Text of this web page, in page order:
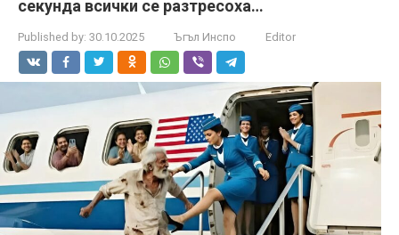
секунда всички се разтресоха…
Published by: 30.10.2025 Ъгъл Инспо Editor